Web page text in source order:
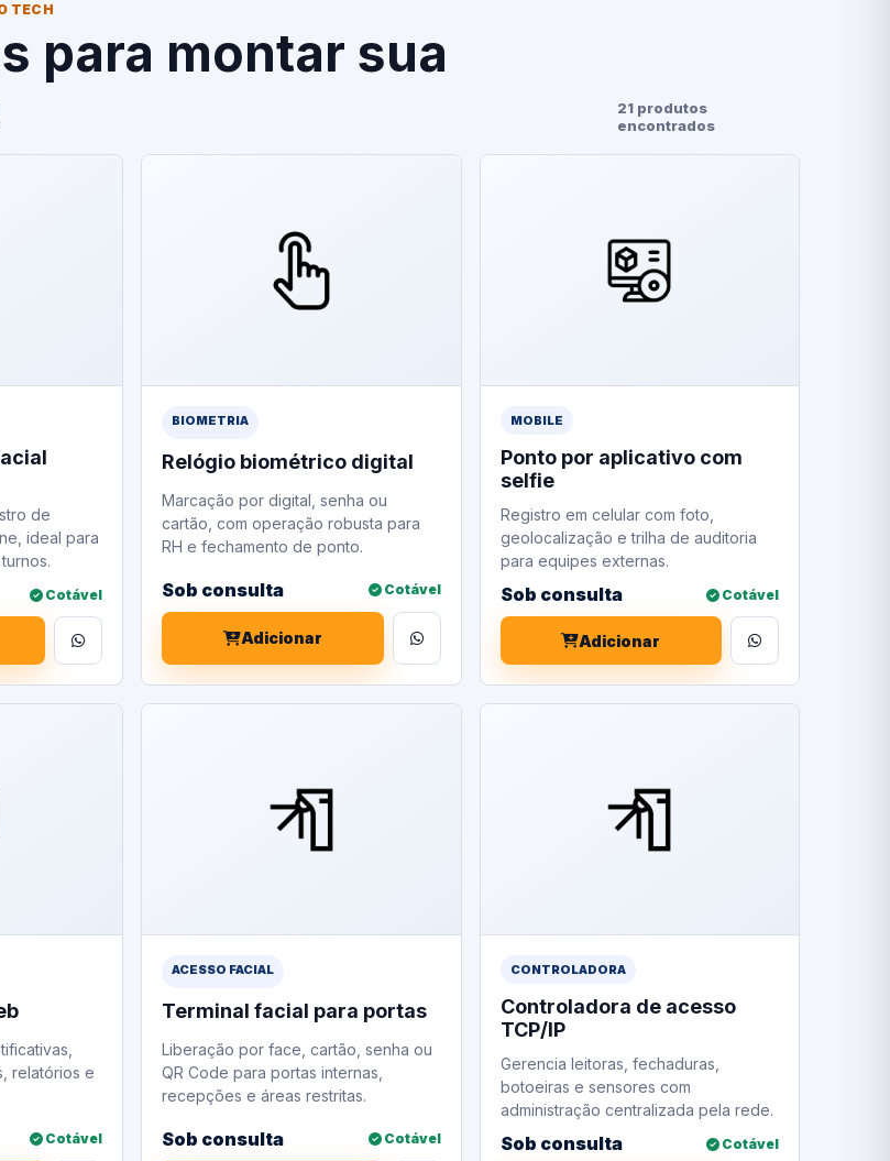
TECH
para montar sua
21 produtos
encontrados
de
ideal para
Cotável
BIOMETRIA
Relógio biométrico digital
Marcação por digital, senha ou
cartão, com operação robusta para
RH e fechamento de ponto.
Sob consulta Cotável
Adicionar
MOBILE
Ponto por aplicativo com
selfie
Registro em celular com foto,
geolocalização e trilha de auditoria
para equipes externas.
Sob consulta Cotável
Adicionar
relatórios e
Cotável
ACESSO FACIAL
Terminal facial para portas
Liberação por face, cartão, senha ou
QR Code para portas internas,
recepções e áreas restritas.
Sob consulta Cotável
CONTROLADORA
Controladora de acesso
TCP/IP
Gerencia leitoras, fechaduras,
botoeiras e sensores com
administração centralizada pela rede.
Sob consulta Cotável